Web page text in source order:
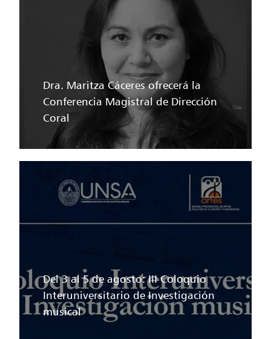
Dra. Maritza Cáceres ofrecerá la
Conferencia Magistral de Dirección
Coral
Del 3 al 5 de agosto: III Coloquio
Interuniversitario de Investigación
musical